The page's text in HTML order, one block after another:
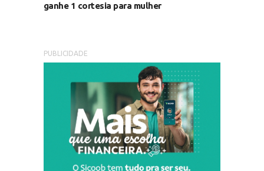
ganhe 1 cortesia para mulher
PUBLICIDADE